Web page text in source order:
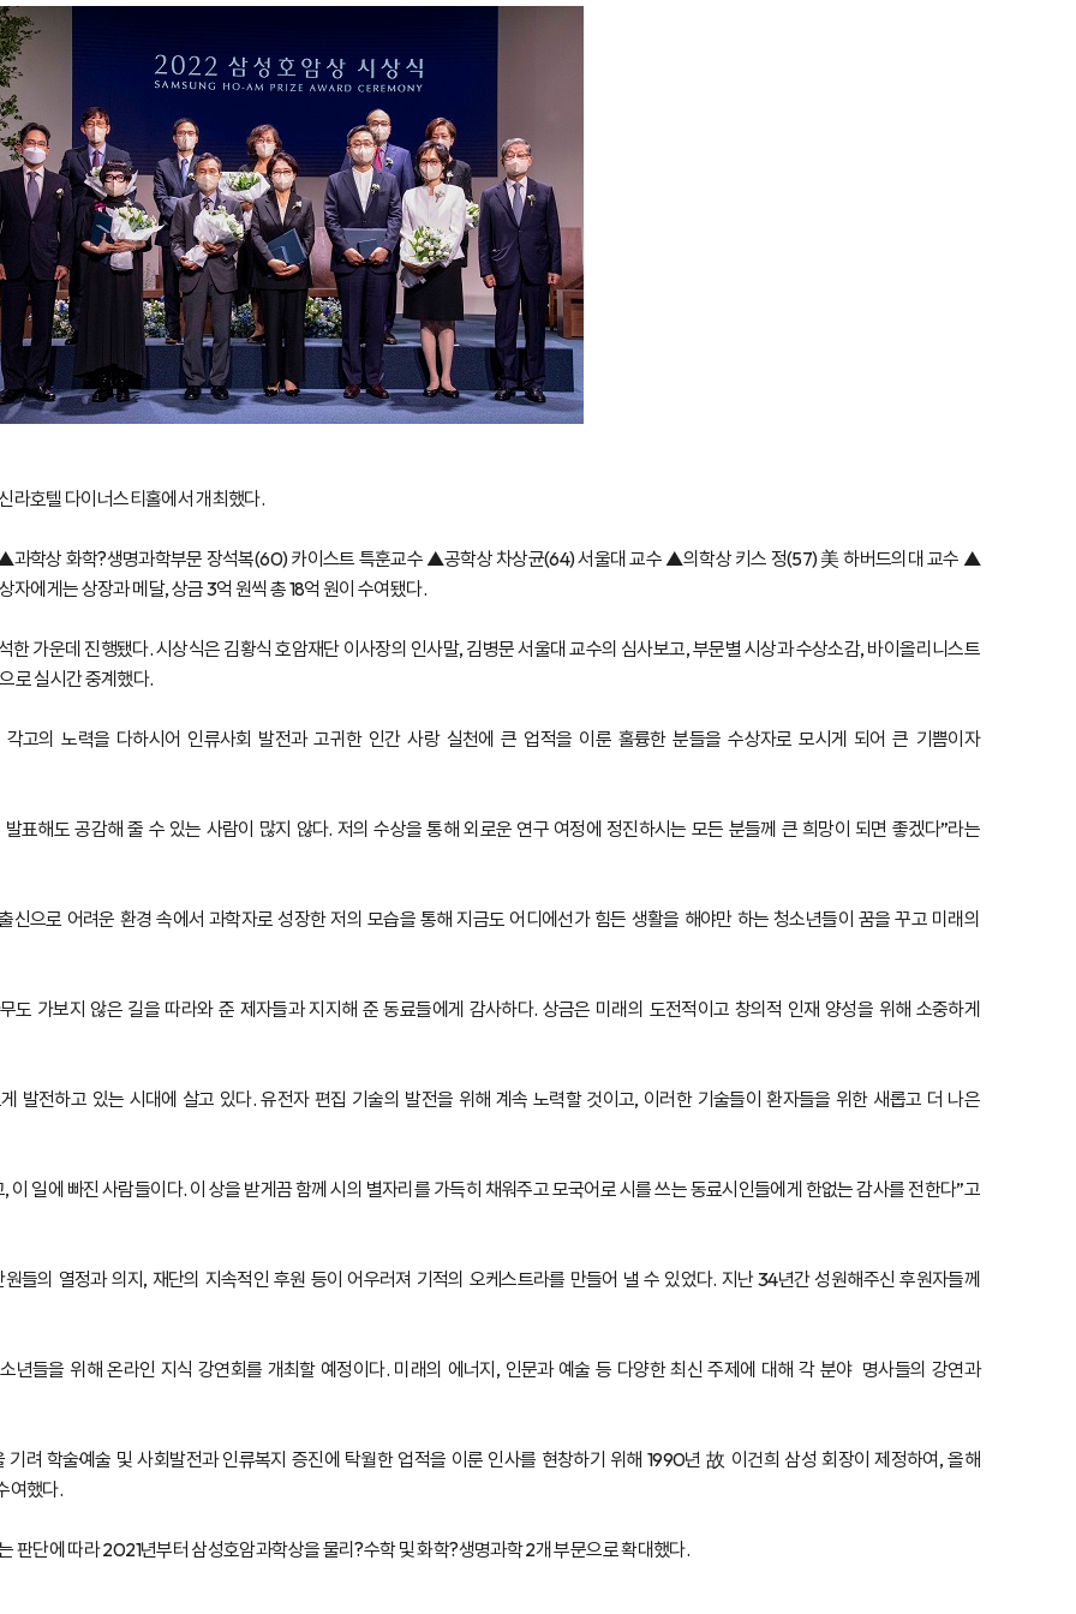
라호텔 다이너스티홀에서 개최했다.
과학상 화학?생명과학부문 장석복(60) 카이스트 특훈교수 ▲공학상 차상균(64) 서울대 교수 ▲의학상 키스 정(57) 美 하버드의대 교수 ▲
에게는 상장과 메달, 상금 3억 원씩 총 18억 원이 수여됐다.
가운데 진행됐다. 시상식은 김황식 호암재단 이사장의 인사말, 김병문 서울대 교수의 심사보고, 부문별 시상과 수상소감, 바이올리니스트
로 실시간 중계했다.
고의 노력을 다하시어 인류사회 발전과 고귀한 인간 사랑 실천에 큰 업적을 이룬 훌륭한 분들을 수상자로 모시게 되어 큰 기쁨이자
표해도 공감해 줄 수 있는 사람이 많지 않다. 저의 수상을 통해 외로운 연구 여정에 정진하시는 모든 분들께 큰 희망이 되면 좋겠다”라는
으로 어려운 환경 속에서 과학자로 성장한 저의 모습을 통해 지금도 어디에선가 힘든 생활을 해야만 하는 청소년들이 꿈을 꾸고 미래의
가보지 않은 길을 따라와 준 제자들과 지지해 준 동료들에게 감사하다. 상금은 미래의 도전적이고 창의적 인재 양성을 위해 소중하게
발전하고 있는 시대에 살고 있다. 유전자 편집 기술의 발전을 위해 계속 노력할 것이고, 이러한 기술들이 환자들을 위한 새롭고 더 나은
일에 빠진 사람들이다. 이 상을 받게끔 함께 시의 별자리를 가득히 채워주고 모국어로 시를 쓰는 동료시인들에게 한없는 감사를 전한다”고
의 열정과 의지, 재단의 지속적인 후원 등이 어우러져 기적의 오케스트라를 만들어 낼 수 있었다. 지난 34년간 성원해주신 후원자들께
년들을 위해 온라인 지식 강연회를 개최할 예정이다. 미래의 에너지, 인문과 예술 등 다양한 최신 주제에 대해 각 분야 명사들의 강연과
려 학술·예술 및 사회발전과 인류복지 증진에 탁월한 업적을 이룬 인사를 현창하기 위해 1990년 故 이건희 삼성 회장이 제정하여, 올해
여했다.
판단에 따라 2021년부터 삼성호암과학상을 물리?수학 및 화학?생명과학 2개 부문으로 확대했다.